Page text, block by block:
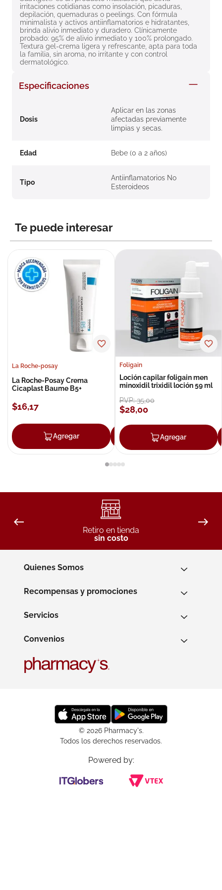
irritaciones cotidianas como insolación, picaduras,
depilación, quemaduras o peelings. Con fórmula
minimalista y activos antiinflamatorios e hidratantes,
brinda alivio inmediato y duradero. Clínicamente
probado: 95% de alivio inmediato y 100% prolongado.
Textura gel-crema ligera y refrescante, apta para toda
la familia, sin aroma, no irritante y con control
dermatológico.
Especificaciones
Dosis
Aplicar en las zonas
afectadas previamente
limpias y secas.
Edad Bebe (0 a 2 años)
Tipo
Antiinflamatorios No
Esteroideos
Te puede interesar
La Roche-posay
La Roche-Posay Crema
Cicaplast Baume B5+
$16,17
Agregar Agregar
Foligain
Loción capilar foligain men
minoxidil trixidil loción 59 ml
PVP:35,00
$28,00
Agregar
Retiro en tienda
sin costo
Quienes Somos
Recompensas y promociones
Servicios
Convenios
© 2026 Pharmacy's.
Todos los derechos reservados.
Powered by:
8. roche posay
9. isdin
10. neumoflux